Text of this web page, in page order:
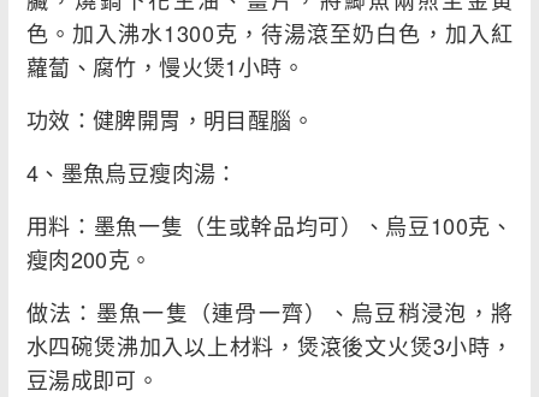
色。加入沸水1300克，待湯滾至奶白色，加入紅
蘿蔔、腐竹，慢火煲1小時。
功效：健脾開胃，明目醒腦。
4、墨魚烏豆瘦肉湯：
用料：墨魚一隻（生或幹品均可）、烏豆100克、
瘦肉200克。
做法：墨魚一隻（連骨一齊）、烏豆稍浸泡，將
水四碗煲沸加入以上材料，煲滾後文火煲3小時，
豆湯成即可。